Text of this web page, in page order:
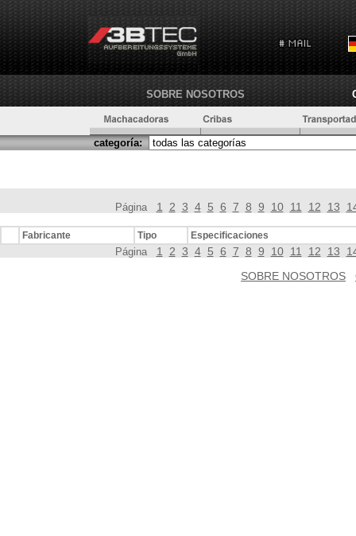
SOBRE NOSOTROS
categoría:
Página 1 2 3 4 5 6 7 8 9 10 11 12 13
Fabricante Tipo Especificaciones
Página 1 2 3 4 5 6 7 8 9 10 11 12 13
SOBRE NOSOTROS